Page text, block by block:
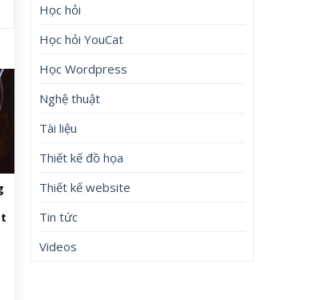
Học hỏi
Học hỏi YouCat
Học Wordpress
Nghệ thuật
Tài liệu
Thiết kế đồ họa
Thiết kế website
Tin tức
Videos